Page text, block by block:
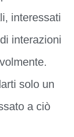
interessati
interazioni
solo un
a ciò